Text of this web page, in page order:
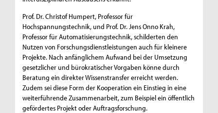
Prof. Dr. Christof Humpert, Professor für
Hochspannungstechnik, und Prof. Dr. Jens Onno Krah,
Professor für Automatisierungstechnik, schilderten den
Nutzen von Forschungsdienstleistungen auch für kleinere
Projekte. Nach anfänglichem Aufwand bei der Umsetzung
gesetzlicher und bürokratischer Vorgaben könne durch
Beratung ein direkter Wissenstransfer erreicht werden.
Zudem sei diese Form der Kooperation ein Einstieg in eine
weiterführende Zusammenarbeit, zum Beispiel ein öffentlich
gefördertes Projekt oder Auftragsforschung.